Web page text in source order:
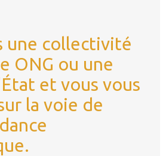
une collectivité
ONG ou une
et vous vous
la voie de